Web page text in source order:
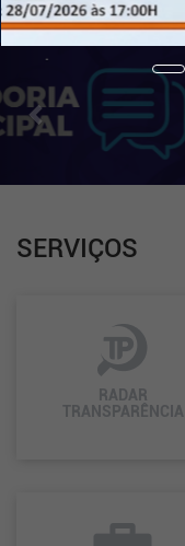
Previous
SERVIÇOS
RADAR
TRANSPARÊNCIA